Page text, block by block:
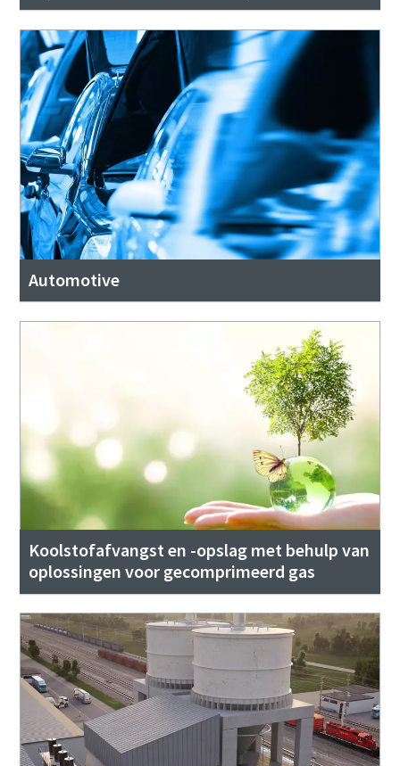
Automotive
Koolstofafvangst en -opslag met behulp van
oplossingen voor gecomprimeerd gas